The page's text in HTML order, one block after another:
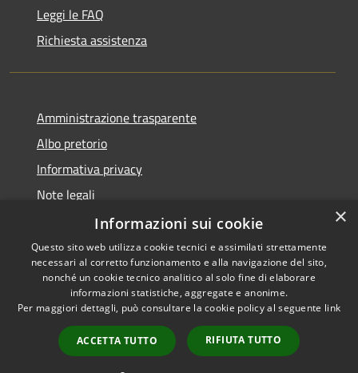
Leggi le FAQ
Richiesta assistenza
Amministrazione trasparente
Albo pretorio
Informativa privacy
Note legali
Dichiarazione di accessibilità
RSS
Accessibilità
Copyright © 2026 • Comune di
Municipium•
Accesso
redazione
×
Informazioni sui cookie
Questo sito web utilizza cookie tecnici e assimilati strettamente
necessari al corretto funzionamento e alla navigazione del sito,
nonché un cookie tecnico analitico al solo fine di elaborare
informazioni statistiche, aggregate e anonime.
Per maggiori dettagli, può consultare la cookie policy al seguente link
ACCETTA TUTTO RIFIUTA TUTTO